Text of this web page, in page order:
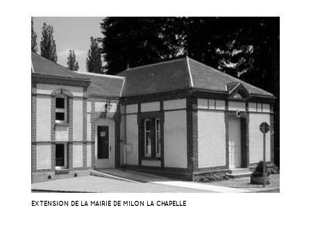
EXTENSION DE LA MAIRIE DE MILON LA CHAPELLE